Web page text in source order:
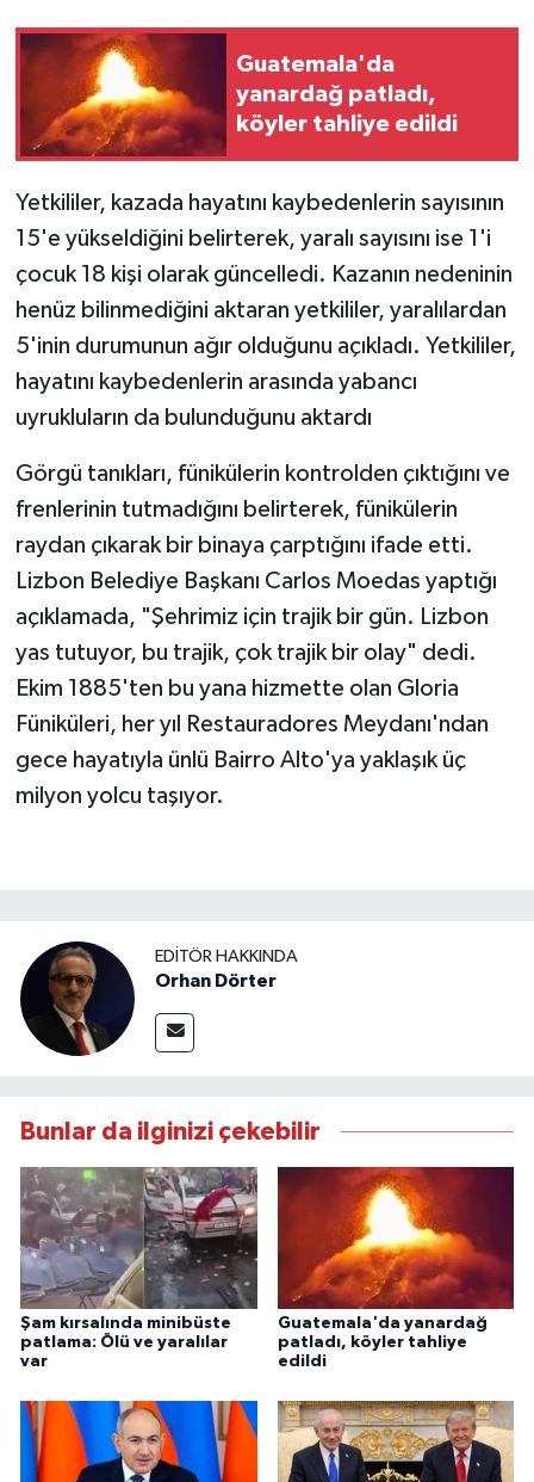
Guatemala'da
yanardağ patladı,
köyler tahliye edildi
Yetkililer, kazada hayatını kaybedenlerin sayısının
15'e yükseldiğini belirterek, yaralı sayısını ise 1'i
çocuk 18 kişi olarak güncelledi. Kazanın nedeninin
henüz bilinmediğini aktaran yetkililer, yaralılardan
5'inin durumunun ağır olduğunu açıkladı. Yetkililer,
hayatını kaybedenlerin arasında yabancı
uyrukluların da bulunduğunu aktardı
Görgü tanıkları, fünikülerin kontrolden çıktığını ve
frenlerinin tutmadığını belirterek, fünikülerin
raydan çıkarak bir binaya çarptığını ifade etti.
Lizbon Belediye Başkanı Carlos Moedas yaptığı
açıklamada, "Şehrimiz için trajik bir gün. Lizbon
yas tutuyor, bu trajik, çok trajik bir olay" dedi.
Ekim 1885'ten bu yana hizmette olan Gloria
Füniküleri, her yıl Restauradores Meydanı'ndan
gece hayatıyla ünlü Bairro Alto'ya yaklaşık üç
milyon yolcu taşıyor.
EDITÖR HAKKINDA
Orhan Dörter
Bunlar da ilginizi çekebilir
Şam kırsalında minibüste
patlama: Ölü ve yaralılar
var
Guatemala'da yanardağ
patladı, köyler tahliye
edildi